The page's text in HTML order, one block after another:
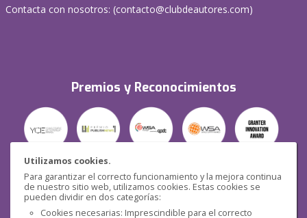
Utilizamos cookies.
Para garantizar el correcto funcionamiento y la mejora continua
de nuestro sitio web, utilizamos cookies. Estas cookies se
pueden dividir en dos categorías:
Cookies necesarias: Imprescindible para el correcto
Contacta con nosotros: (contacto@clubdeautores.com)
Premios y Reconocimientos
Seguridad